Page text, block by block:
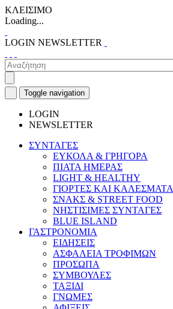
ΚΛΕΙΣΙΜΟ
Loading...
LOGIN NEWSLETTER
Toggle navigation
LOGIN
NEWSLETTER
ΣΥΝΤΑΓΕΣ
ΕΥΚΟΛΑ & ΓΡΗΓΟΡΑ
ΠΙΑΤΑ ΗΜΕΡΑΣ
LIGHT & HEALTHY
ΓΙΟΡΤΕΣ ΚΑΙ ΚΑΛΕΣΜΑΤΑ
ΣΝΑΚΣ & STREET FOOD
ΝΗΣΤΙΣΙΜΕΣ ΣΥΝΤΑΓΕΣ
BLUE ISLAND
ΓΑΣΤΡΟΝΟΜΙΑ
ΕΙΔΗΣΕΙΣ
ΑΣΦΑΛΕΙΑ ΤΡΟΦΙΜΩΝ
ΠΡΟΣΩΠΑ
ΣΥΜΒΟΥΛΕΣ
ΤΑΞΙΔΙ
ΓΝΩΜΕΣ